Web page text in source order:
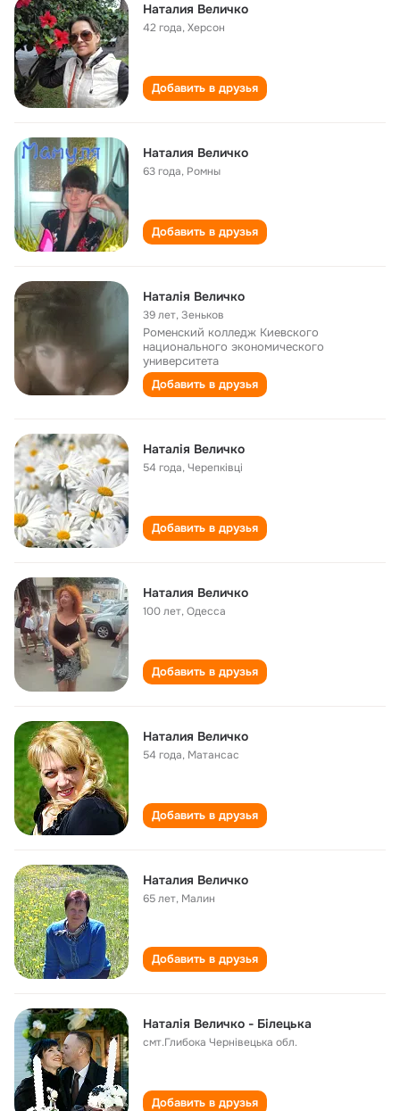
Наталия Величко
42 года,Херсон
Добавить в друзья
Наталия Величко
63 года, Ромны
Добавить в друзья
Наталія Величко
39 лет,Зеньков
Роменский колледж Киевского
национального экономического
университета
Добавить в друзья
Наталія Величко
54 года,Черепківці
Добавить в друзья
Наталия Величко
100 лет,Одесса
Добавить в друзья
Наталия Величко
54 года, Матансас
Добавить в друзья
Наталия Величко
65 лет, Малин
Добавить в друзья
Наталія Величко - Білецька
смт.Глибока Чернівецька обл.
Добавить в друзья